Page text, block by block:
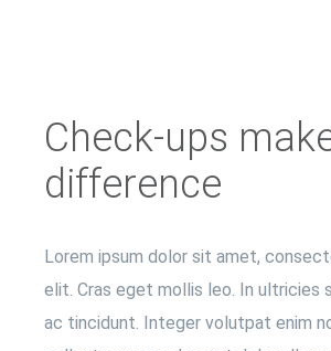
Check-ups
difference
Lorem ipsum dolor sit amet,
elit. Cras eget mollis leo. In ultricies
ac tincidunt. Integer volutpat enim